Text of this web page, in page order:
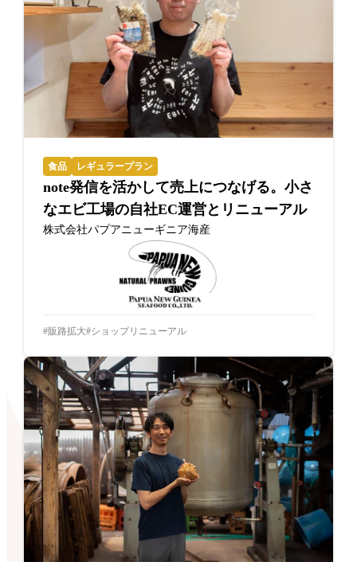
食品 レギュラープラン
note発信を活かして売上につなげる。小さ
なエビ工場の自社EC運営とリニューアル
株式会社パプアニューギニア海産
販路拡大 ショップリニューアル